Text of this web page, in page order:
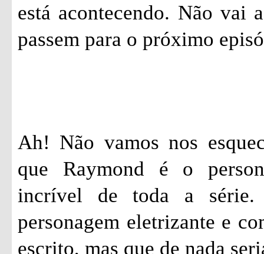
está acontecendo. Não vai
passem para o próximo
Ah! Não vamos nos
que Raymond é o
incrível de toda a
personagem eletrizante e
escrito, mas que de nada